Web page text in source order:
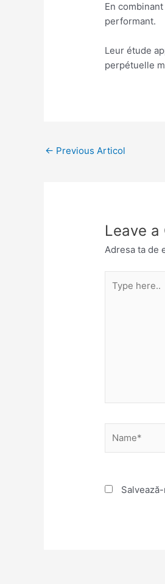
En
performant.
Leur étude
perpétuelle
← Previous Articol
Leave a
Adresa ta de
here..